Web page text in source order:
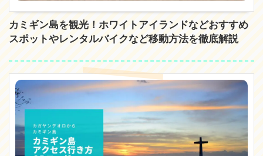
カミギン島を観光！ホワイトアイランドなどおすすめ
スポットやレンタルバイクなど移動方法を徹底解説